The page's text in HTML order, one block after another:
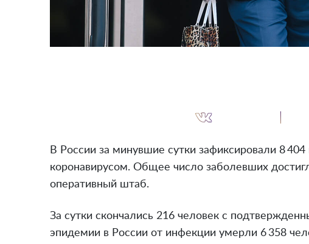
В России за минувшие сутки зафиксировали 8
коронавирусом. Общее число заболевших
оперативный штаб.
За сутки скончались 216 человек с
эпидемии в России от инфекции умерли 6 358